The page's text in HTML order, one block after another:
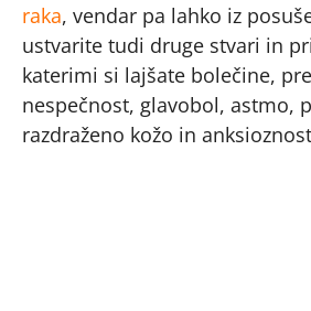
raka, vendar pa lahko iz
ustvarite tudi druge stvari in
katerimi si lajšate bolečine,
nespečnost, glavobol, astmo,
razdraženo kožo in